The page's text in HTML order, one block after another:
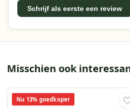
Schrijf als eerste een review
Misschien ook
Nu 13% goedkoper